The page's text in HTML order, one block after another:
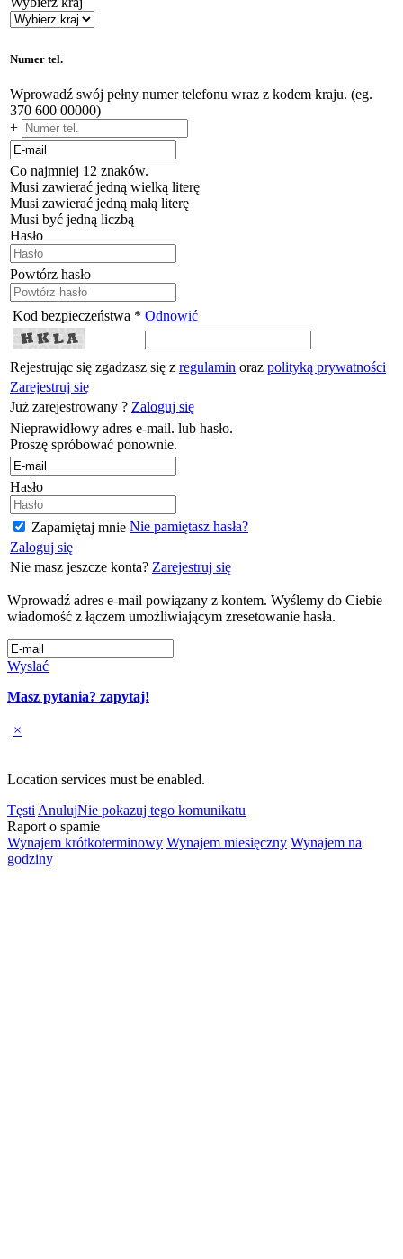
Numer tel.
Wprowadź swój pełny numer telefonu wraz z kodem kraju. (eg.
370 600 00000)
+
Co najmniej 12 znaków.
Musi zawierać jedną wielką literę
Musi zawierać jedną małą literę
Musi być jedną liczbą
Hasło
Powtórz hasło
Kod bezpieczeństwa * Odnowić
Rejestrując się zgadzasz się z regulamin oraz polityką prywatności
Zarejestruj się
Już zarejestrowany ? Zaloguj się
Nieprawidłowy adres e-mail. lub hasło.
Proszę spróbować ponownie.
Hasło
Zapamiętaj mnie Nie pamiętasz hasła?
Zaloguj się
Nie masz jeszcze konta? Zarejestruj się
Wprowadź adres e-mail powiązany z kontem. Wyślemy do Ciebie
wiadomość z łączem umożliwiającym zresetowanie hasła.
Wyslać
Masz pytania? zapytaj!
×
Location services must be enabled.
TęstiAnulujNie pokazuj tego komunikatu
Raport o spamie
Wynajem krótkoterminowy Wynajem miesięczny Wynajem na
godziny